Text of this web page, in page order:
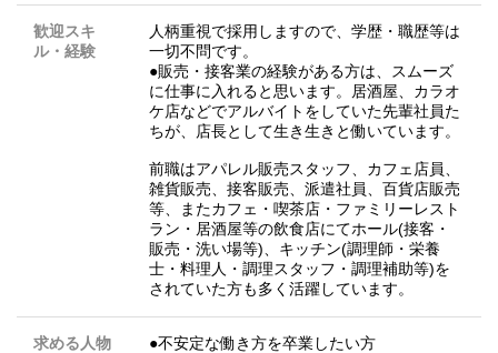
歓迎スキ
ル・経験
人柄重視で採用しますので、学歴・職歴等は
一切不問です。
●販売・接客業の経験がある方は、スムーズ
に仕事に入れると思います。居酒屋、カラオ
ケ店などでアルバイトをしていた先輩社員た
ちが、店長として生き生きと働いています。
前職はアパレル販売スタッフ、カフェ店員、
雑貨販売、接客販売、派遣社員、百貨店販売
等、またカフェ・喫茶店・ファミリーレスト
ラン・居酒屋等の飲食店にてホール(接客・
販売・洗い場等)、キッチン(調理師・栄養
士・料理人・調理スタッフ・調理補助等)を
されていた方も多く活躍しています。
求める人物
●不安定な働き方を卒業したい方